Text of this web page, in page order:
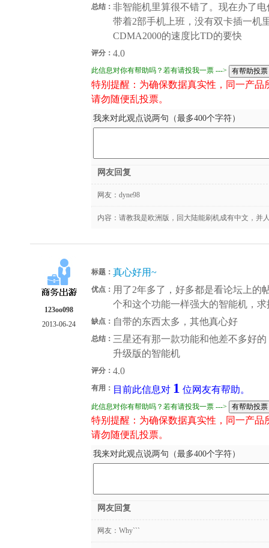
总结： 非智能机里算很不错了。现在办了
带着2部手机上班，没有双卡插一机
CDMA2000的速度比TD的要快
评分： 4.0
此信息对你有帮助吗？若有请投我一票 --->
特别提醒：为确保数据真实性，同一产
请勿随便乱投票。
我来对此观点说两句（最多400个字符）
网友回复
网友： dyne98
内容：请教我是欧洲版，回大陆能刷机成有中文，并
123oo098
2013-06-24
标题： 真心好用~
优点： 用了2年多了，好多都是看论坛上的
个和这个功能一样强大的智能机，
缺点： 自带的东西太多，其他真心好
总结： 三星还有那一款功能和他差不多好
升级版的智能机
评分： 4.0
有用： 目前此信息对 1 位网友有帮助。
此信息对你有帮助吗？若有请投我一票 --->
特别提醒：为确保数据真实性，同一产
请勿随便乱投票。
我来对此观点说两句（最多400个字符）
网友回复
网友： Why```